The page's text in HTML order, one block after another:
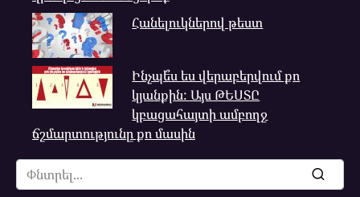
Հանելուկներով թեստ
Ինչպե՞ս ես վերաբերվում քո
կյանքին: Այս ԹԵՍՏԸ
կբացահայտի ամբողջ
ճշմարտությունը քո մասին
Search
for: